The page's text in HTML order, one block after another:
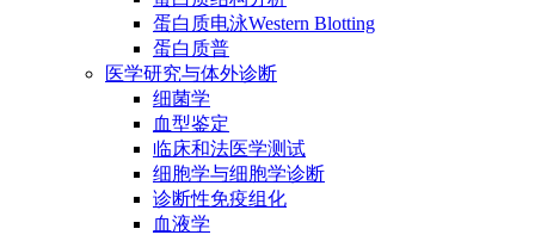
蛋白质电泳Western Blotting
蛋白质普
医学研究与体外诊断
细菌学
血型鉴定
临床和法医学测试
细胞学与细胞学诊断
诊断性免疫组化
血液学